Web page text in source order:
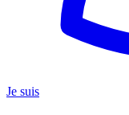
Je suis